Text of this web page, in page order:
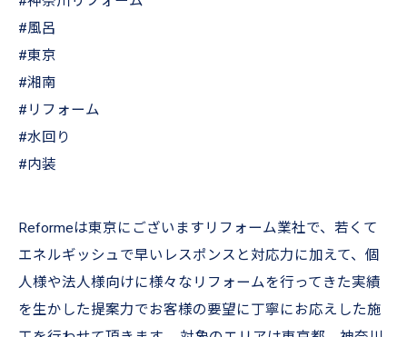
#風呂
#東京
#湘南
#リフォーム
#水回り
#内装
Reformeは東京にございますリフォーム業社で、若くて
エネルギッシュで早いレスポンスと対応力に加えて、個
人様や法人様向けに様々なリフォームを行ってきた実績
を生かした提案力でお客様の要望に丁寧にお応えした施